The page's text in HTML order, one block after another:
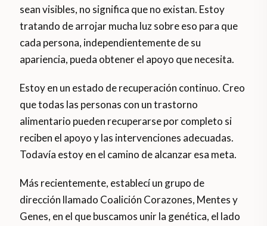
sean visibles, no significa que no existan. Estoy
tratando de arrojar mucha luz sobre eso para que
cada persona, independientemente de su
apariencia, pueda obtener el apoyo que necesita.
Estoy en un estado de recuperación continuo. Creo
que todas las personas con un trastorno
alimentario pueden recuperarse por completo si
reciben el apoyo y las intervenciones adecuadas.
Todavía estoy en el camino de alcanzar esa meta.
Más recientemente, establecí un grupo de
dirección llamado Coalición Corazones, Mentes y
Genes, en el que buscamos unir la genética, el lado